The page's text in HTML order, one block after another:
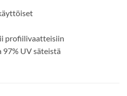
profiilivaatteisiin
97% UV säteistä